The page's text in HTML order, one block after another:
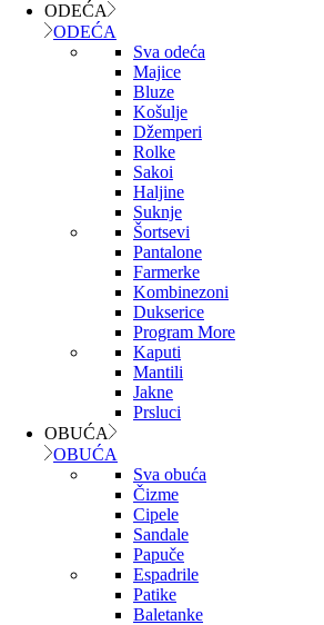
ODEĆA
ODEĆA
Sva odeća
Majice
Bluze
Košulje
Džemperi
Rolke
Sakoi
Haljine
Suknje
Šortsevi
Pantalone
Farmerke
Kombinezoni
Dukserice
Program More
Kaputi
Mantili
Jakne
Prsluci
OBUĆA
OBUĆA
Sva obuća
Čizme
Cipele
Sandale
Papuče
Espadrile
Patike
Baletanke